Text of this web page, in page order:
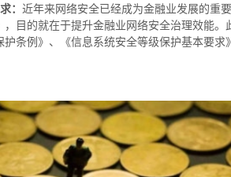
： 近年来网络安全已经成为金融业发展的重
目的就在于提升金融业网络安全治理效能。
条例》、《信息系统安全等级保护基本要求